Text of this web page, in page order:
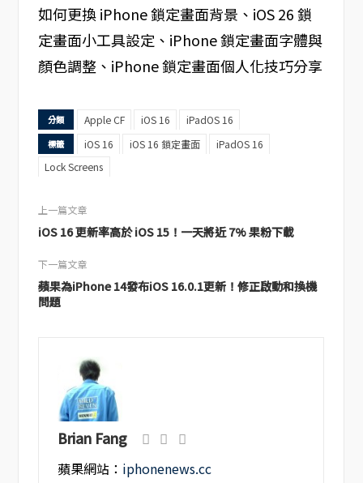
如何更換 iPhone 鎖定畫面背景、iOS 26 鎖
定畫面小工具設定、iPhone 鎖定畫面字體與
顏色調整、iPhone 鎖定畫面個人化技巧分享
分類 Apple CF iOS 16 iPadOS 16
標籤 iOS 16 iOS 16 鎖定畫面
iPadOS 16
Lock Screens
上一篇文章
iOS 16 更新率高於 iOS 15！一天將近 7% 果粉下載
下一篇文章
蘋果為iPhone 14發布iOS 16.0.1更新！修正啟動和換機
問題
Brian Fang
蘋果網站： iphonenews.cc